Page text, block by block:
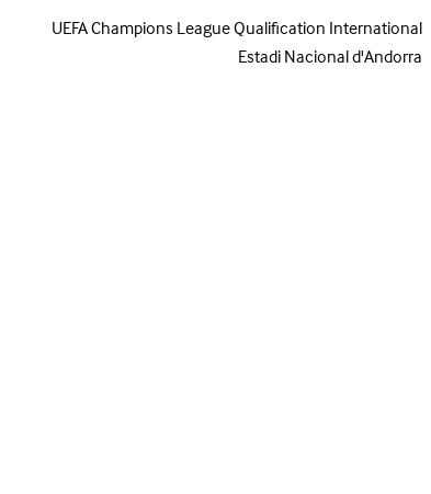
UEFA Champions League QualificationInternational
Estadi Nacional d'Andorra